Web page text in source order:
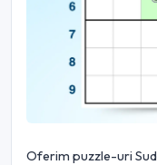
Oferim puzzle-uri